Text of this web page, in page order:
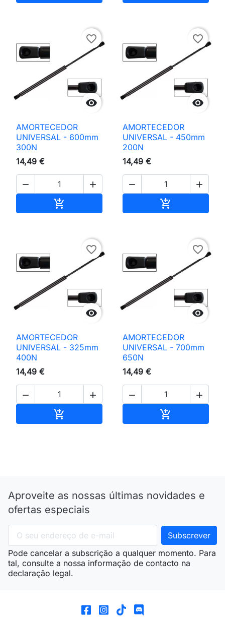

favorite_border
AMORTECEDOR
UNIVERSAL - 600mm
300N
14,49 €
 


favorite_border
AMORTECEDOR
UNIVERSAL - 450mm
200N
14,49 €
 


favorite_border
AMORTECEDOR
UNIVERSAL - 325mm
400N
14,49 €
 


favorite_border
AMORTECEDOR
UNIVERSAL - 700mm
650N
14,49 €
 

Aproveite as nossas últimas novidades e
ofertas especiais
Pode cancelar a subscrição a qualquer momento. Para
tal, consulte a nossa informação de contacto na
declaração legal.